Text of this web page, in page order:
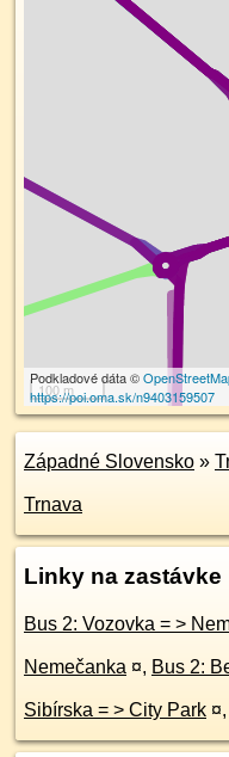
100 m
Podkladové dáta ©
https://poi.oma.sk/n9403159507
Západné Slovensko »
Trnava
Linky na zastávke
Bus 2:
Nemečanka ¤,
Sibírska = > City Park ¤,